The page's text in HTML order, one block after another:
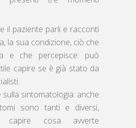
il paziente parli e racconti
la sua condizione, ciò che
e che percepisce: può
capire se è già stato da
sulla sintomatologia: anche
sono tanti e diversi,
capire cosa avverte